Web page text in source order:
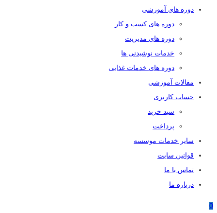
دوره های آموزشی
دوره های کسب و کار
دوره های مدیریت
خدمات نوشیدنی ها
دوره های خدمات غذایی
مقالات آموزشی
حساب کاربری
سبد خرید
پرداخت
سایر خدمات موسسه
قوانین سایت
تماس با ما
درباره ما
0